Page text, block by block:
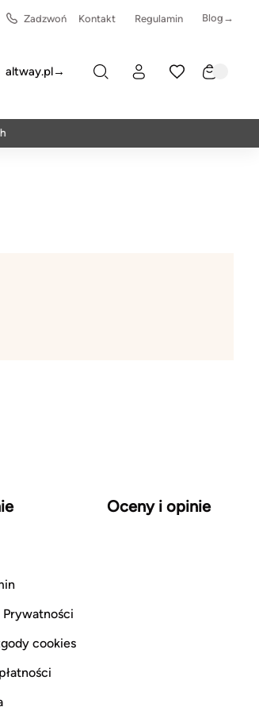
Zadzwoń Kontakt Regulamin Blog→
altway.pl→
Prywatności
cookies
Oceny i opinie